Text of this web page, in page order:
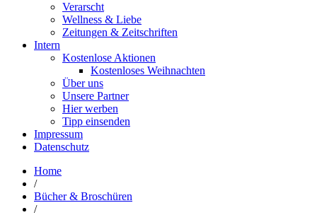
Verarscht
Wellness & Liebe
Zeitungen & Zeitschriften
Intern
Kostenlose Aktionen
Kostenloses Weihnachten
Über uns
Unsere Partner
Hier werben
Tipp einsenden
Impressum
Datenschutz
Home
/
Bücher & Broschüren
/